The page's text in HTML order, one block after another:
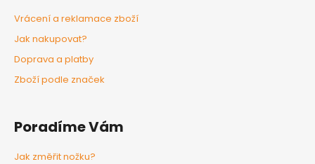
Vrácení a reklamace zboží
Jak nakupovat?
Doprava a platby
Zboží podle značek
Poradíme Vám
Jak změřit nožku?